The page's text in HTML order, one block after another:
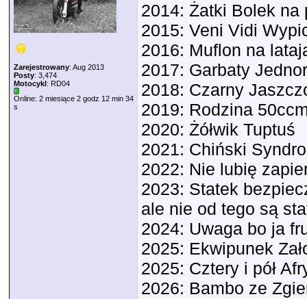
Zarejestrowany: Aug 2013
Posty: 3,474
Motocykl: RD04
Online: 2 miesiące 2 godz 12 min 34
s
2014: Żatki Bolek
2015: Veni Vidi
2016: Muflon na
2017: Garbaty
2018: Czarny
2019: Rodzina
2020: Żółwik Tuptuś
2021: Chiński
2022: Nie lubię
2023: Statek
ale nie od tego są
2024: Uwaga bo ja
2025: Ekwipunek
2025: Cztery i pół
2026: Bambo ze